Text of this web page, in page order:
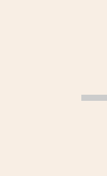
吉祥寺駅から一番近
寺院仏具の専門店で
創業300有余年の永
神・仏具の専門店と
ご安心なさってご来
①従業員の接客の際
④従業員の手洗い・
ります。ご自身、ご
た供養の形について
や、お困りのことな
す。1,000種類以上